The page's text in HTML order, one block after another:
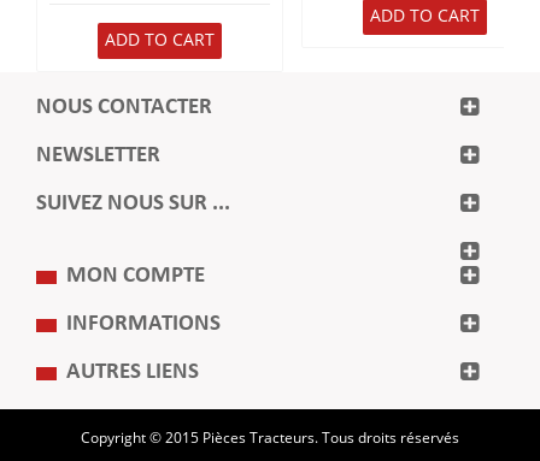
ADD TO CART
ADD TO CART
NOUS CONTACTER
NEWSLETTER
SUIVEZ NOUS SUR ...
MON COMPTE
INFORMATIONS
AUTRES LIENS
Copyright © 2015 Pièces Tracteurs. Tous droits réservés